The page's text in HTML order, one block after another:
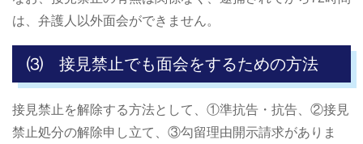
は、弁護人以外面会ができません。
⑶ 接見禁止でも面会をするための方法
接見禁止を解除する方法として、①準抗告・抗告、②接見
禁止処分の解除申し立て、③勾留理由開示請求がありま